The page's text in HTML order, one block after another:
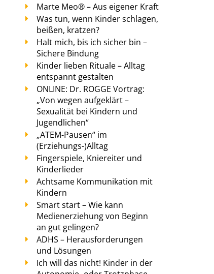
Marte Meo® – Aus eigener Kraft
Was tun, wenn Kinder schlagen,
beißen, kratzen?
Halt mich, bis ich sicher bin –
Sichere Bindung
Kinder lieben Rituale – Alltag
entspannt gestalten
ONLINE: Dr. ROGGE Vortrag:
„Von wegen aufgeklärt –
Sexualität bei Kindern und
Jugendlichen“
„ATEM-Pausen“ im
(Erziehungs-)Alltag
Fingerspiele, Kniereiter und
Kinderlieder
Achtsame Kommunikation mit
Kindern
Smart start – Wie kann
Medienerziehung von Beginn
an gut gelingen?
ADHS – Herausforderungen
und Lösungen
Ich will das nicht! Kinder in der